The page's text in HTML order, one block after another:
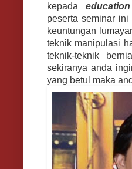
kepada education
peserta seminar
keuntungan
teknik manipulasi
teknik-teknik
sekiranya anda
yang betul maka